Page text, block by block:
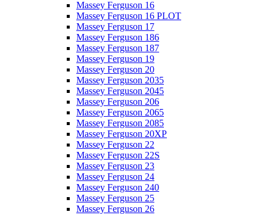
Massey Ferguson 16
Massey Ferguson 16 PLOT
Massey Ferguson 17
Massey Ferguson 186
Massey Ferguson 187
Massey Ferguson 19
Massey Ferguson 20
Massey Ferguson 2035
Massey Ferguson 2045
Massey Ferguson 206
Massey Ferguson 2065
Massey Ferguson 2085
Massey Ferguson 20XP
Massey Ferguson 22
Massey Ferguson 22S
Massey Ferguson 23
Massey Ferguson 24
Massey Ferguson 240
Massey Ferguson 25
Massey Ferguson 26